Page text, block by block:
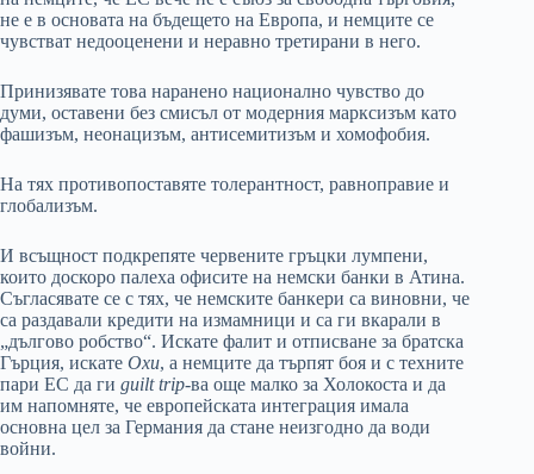
не е в основата на бъдещето на Европа, и немците се
чувстват недооценени и неравно третирани в него.
Принизявате това наранено национално чувство до
думи, оставени без смисъл от модерния марксизъм като
фашизъм, неонацизъм, антисемитизъм и хомофобия.
На тях противопоставяте толерантност, равноправие и
глобализъм.
И всъщност подкрепяте червените гръцки лумпени,
които доскоро палеха офисите на немски банки в Атина.
Съгласявате се с тях, че немските банкери са виновни, че
са раздавали кредити на измамници и са ги вкарали в
„дългово робство“. Искате фалит и отписване за братска
Гърция, искате Охи, а немците да търпят боя и с техните
пари ЕС да ги guilt trip-ва още малко за Холокоста и да
им напомняте, че европейската интеграция имала
основна цел за Германия да стане неизгодно да води
войни.